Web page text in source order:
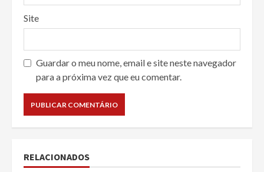
Site
Guardar o meu nome, email e site neste navegador
para a próxima vez que eu comentar.
RELACIONADOS